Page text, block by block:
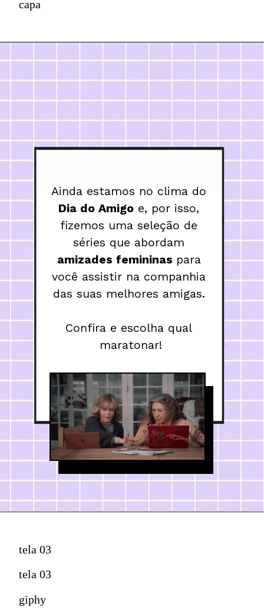
capa
Dia do Amigo e, por isso,
fizemos uma seleção de
amizades femininas para
você assistir na companhia
das suas melhores amigas.
Confira e escolha qual
maratonar!
tela 03
tela 03
giphy